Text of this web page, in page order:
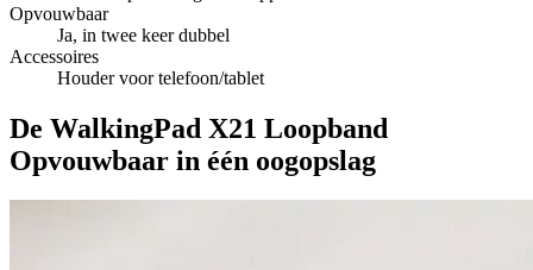
Opvouwbaar
Ja, in twee keer dubbel
Accessoires
Houder voor telefoon/tablet
De WalkingPad X21 Loopband
Opvouwbaar in één oogopslag